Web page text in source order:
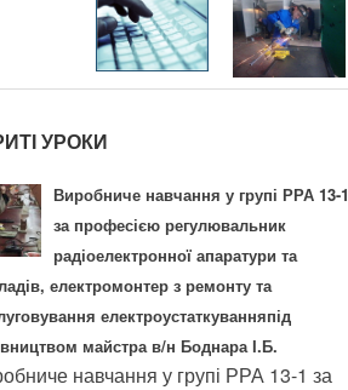
УРОКИ
Виробниче навчання у групі РРА 13-1
за професією регулювальник
радіоелектронної апаратури та
електромонтер з ремонту та
електроустаткуванняпід
майстра в/н Боднара І.Б.
навчання у групі РРА 13-1 за